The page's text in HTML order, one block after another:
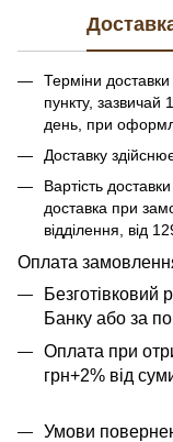
Терміни доставки
пункту,
день, при
Доставку
Вартість
доставка при
відділення, від
​​​​Оплата
Безготівковий
Банку або за
Оплата при
грн+2% від
Умови